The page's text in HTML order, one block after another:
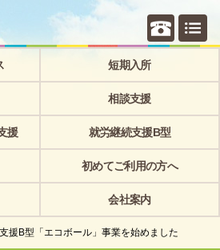
個別相
短期入所
相談支援
援 就労継続支援B型
初めてご利用の方へ
会社案内
援B型「エコボール」事業を始めました